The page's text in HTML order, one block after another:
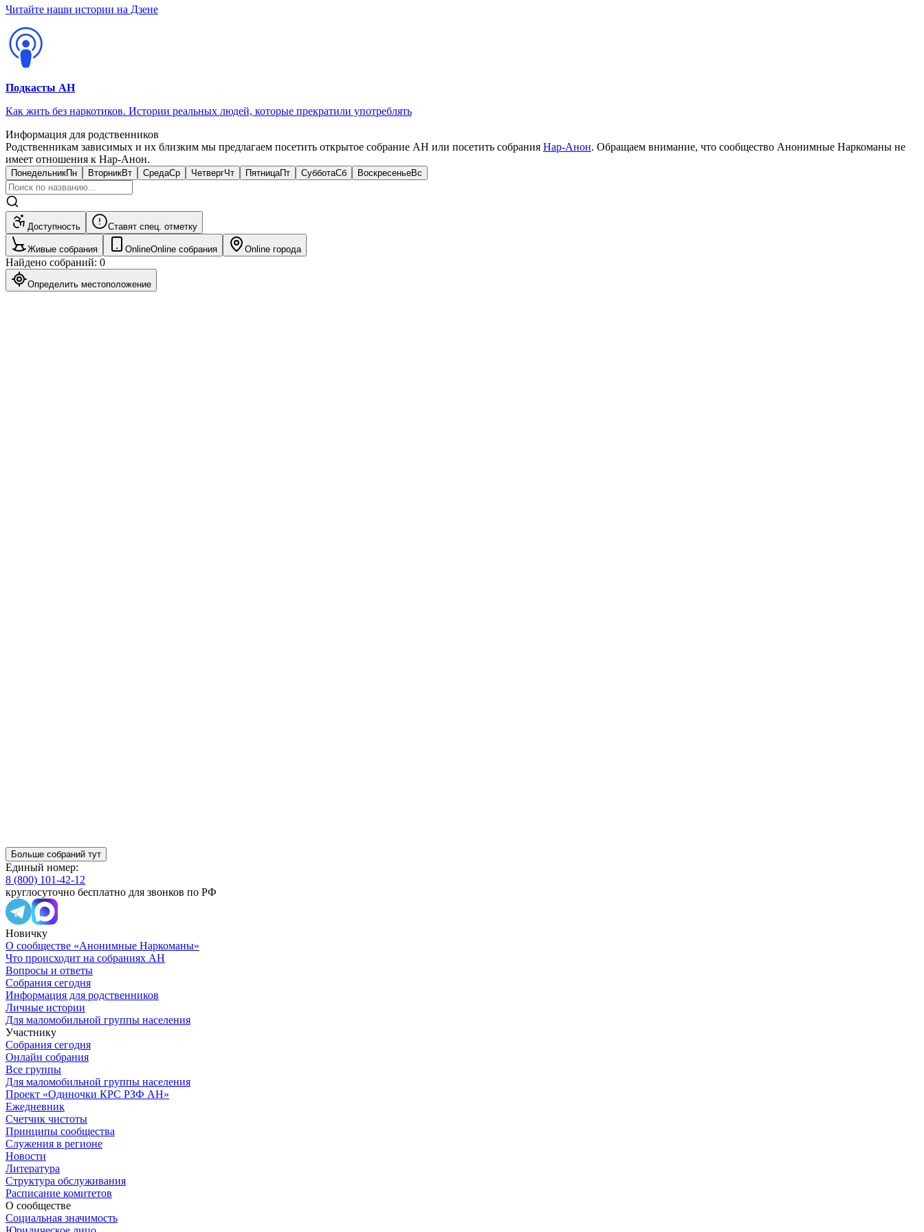
Читайте наши истории на Дзене
Подкасты АН
Как жить без наркотиков. Истории реальных людей, которые прекратили употреблять
Информация для родственников
Родственникам зависимых и их близким мы предлагаем посетить открытое собрание АН или посетить собрания Нар-Анон. Обращаем внимание, что сообщество Анонимные Наркоманы не
имеет отношения к Нар-Анон.
ПонедельникПн ВторникВт СредаСр ЧетвергЧт ПятницаПт СубботаСб ВоскресеньеВс
Доступность Ставят спец. отметку
Живые собрания OnlineOnline собрания Online города
Найдено собраний: 0
Определить местоположение
Больше собраний тут
Единый номер:
8 (800) 101-42-12
круглосуточно бесплатно для звонков по РФ
Новичку
О сообществе «Анонимные Наркоманы»
Что происходит на собраниях АН
Вопросы и ответы
Собрания сегодня
Информация для родственников
Личные истории
Для маломобильной группы населения
Участнику
Собрания сегодня
Онлайн собрания
Все группы
Для маломобильной группы населения
Проект «Одиночки КРС РЗФ АН»
Ежедневник
Счетчик чистоты
Принципы сообщества
Служения в регионе
Новости
Литература
Структура обслуживания
Расписание комитетов
О сообществе
Социальная значимость